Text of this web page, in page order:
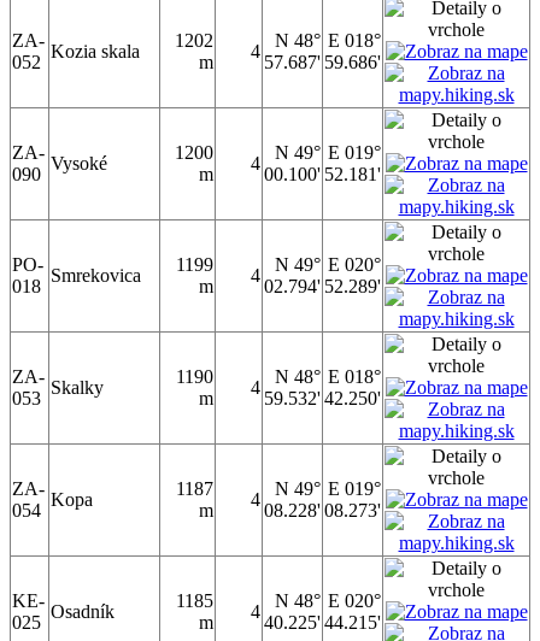
ZA-
052
Kozia skala
1202
m
4
N 48°
57.687'
E 018°
59.686'
ZA-
090
Vysoké
1200
m
4
N 49°
00.100'
E 019°
52.181'
PO-
018
Smrekovica
1199
m
4
N 49°
02.794'
E 020°
52.289'
ZA-
053
Skalky
1190
m
4
N 48°
59.532'
E 018°
42.250'
ZA-
054
Kopa
1187
m
4
N 49°
08.228'
E 019°
08.273'
KE-
025
Osadník
1185
m
4
N 48°
40.225'
E 020°
44.215'